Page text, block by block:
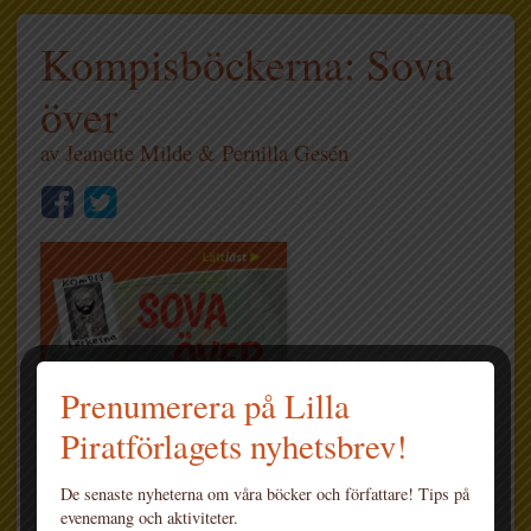
Kompisböckerna: Sova
över
avJeanette Milde & Pernilla Gesén
Prenumerera på Lilla
Piratförlagets nyhetsbrev!
De senaste nyheterna om våra böcker och författare! Tips på
evenemang och aktiviteter.